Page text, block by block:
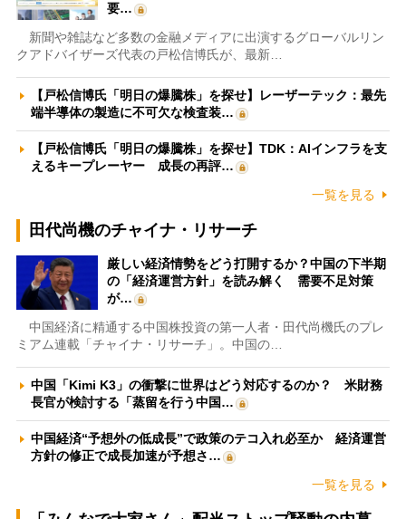
要…
新聞や雑誌など多数の金融メディアに出演するグローバルリン
クアドバイザーズ代表の戸松信博氏が、最新…
【戸松信博氏「明日の爆騰株」を探せ】レーザーテック：最先
端半導体の製造に不可欠な検査装…
【戸松信博氏「明日の爆騰株」を探せ】TDK：AIインフラを支
えるキープレーヤー 成長の再評…
一覧を見る
田代尚機のチャイナ・リサーチ
厳しい経済情勢をどう打開するか？中国の下半期
の「経済運営方針」を読み解く 需要不足対策
が…
中国経済に精通する中国株投資の第一人者・田代尚機氏のプレ
ミアム連載「チャイナ・リサーチ」。中国の…
中国「Kimi K3」の衝撃に世界はどう対応するのか？ 米財務
長官が検討する「蒸留を行う中国…
中国経済“予想外の低成長”で政策のテコ入れ必至か 経済運営
方針の修正で成長加速が予想さ…
一覧を見る